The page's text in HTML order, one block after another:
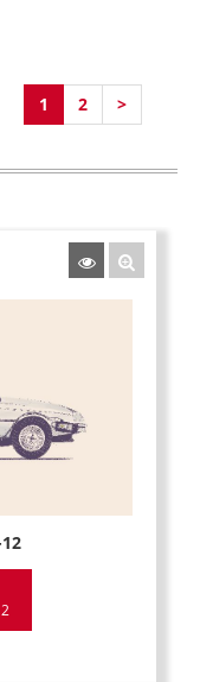
1 2 >